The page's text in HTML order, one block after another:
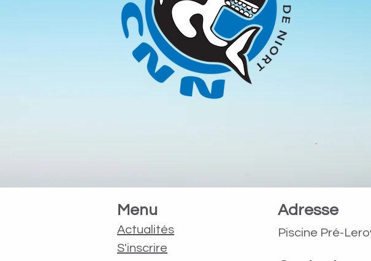
Menu
Actualités
S'inscrire
Adresse
Piscine Pré-